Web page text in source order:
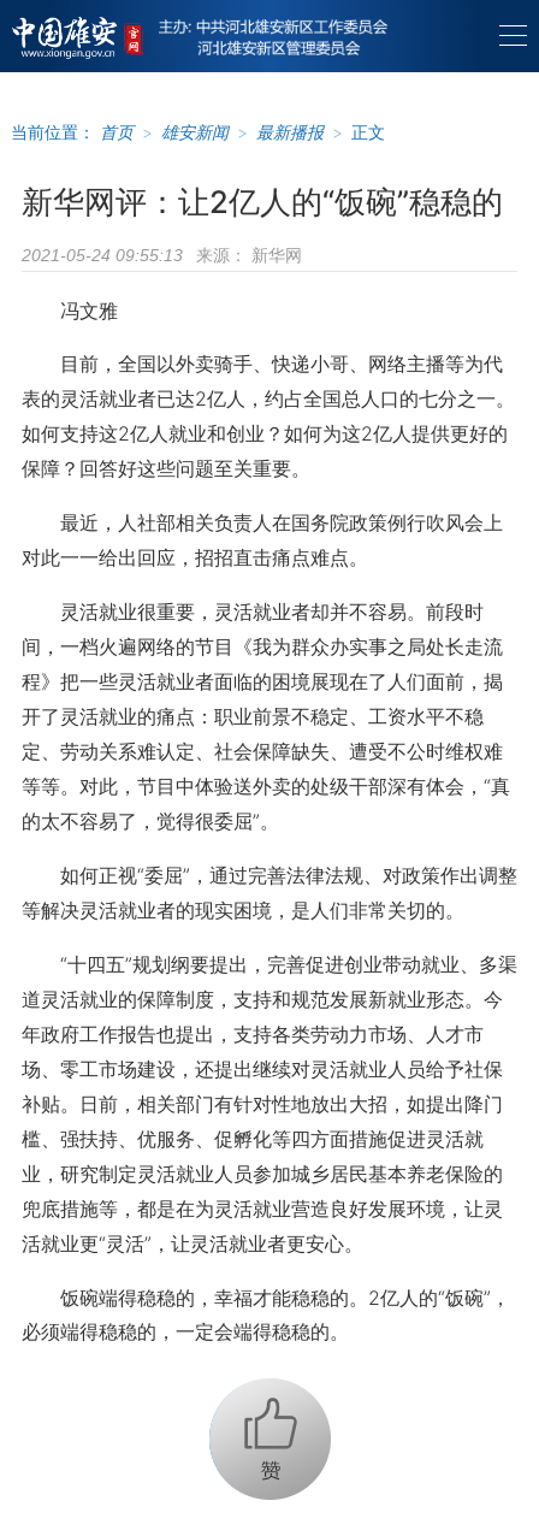
当前位置： 首页 > 雄安新闻 > 最新播报 > 正文
新华网评：让2亿人的“饭碗”稳稳的
2021-05-24 09:55:13 来源： 新华网
冯文雅
目前，全国以外卖骑手、快递小哥、网络主播等为代
表的灵活就业者已达2亿人，约占全国总人口的七分之一。
如何支持这2亿人就业和创业？如何为这2亿人提供更好的
保障？回答好这些问题至关重要。
最近，人社部相关负责人在国务院政策例行吹风会上
对此一一给出回应，招招直击痛点难点。
灵活就业很重要，灵活就业者却并不容易。前段时
间，一档火遍网络的节目《我为群众办实事之局处长走流
程》把一些灵活就业者面临的困境展现在了人们面前，揭
开了灵活就业的痛点：职业前景不稳定、工资水平不稳
定、劳动关系难认定、社会保障缺失、遭受不公时维权难
等等。对此，节目中体验送外卖的处级干部深有体会，“真
的太不容易了，觉得很委屈”。
如何正视“委屈”，通过完善法律法规、对政策作出调整
等解决灵活就业者的现实困境，是人们非常关切的。
“十四五”规划纲要提出，完善促进创业带动就业、多渠
道灵活就业的保障制度，支持和规范发展新就业形态。今
年政府工作报告也提出，支持各类劳动力市场、人才市
场、零工市场建设，还提出继续对灵活就业人员给予社保
补贴。日前，相关部门有针对性地放出大招，如提出降门
槛、强扶持、优服务、促孵化等四方面措施促进灵活就
业，研究制定灵活就业人员参加城乡居民基本养老保险的
兜底措施等，都是在为灵活就业营造良好发展环境，让灵
活就业更“灵活”，让灵活就业者更安心。
饭碗端得稳稳的，幸福才能稳稳的。2亿人的“饭碗”，
必须端得稳稳的，一定会端得稳稳的。
+1